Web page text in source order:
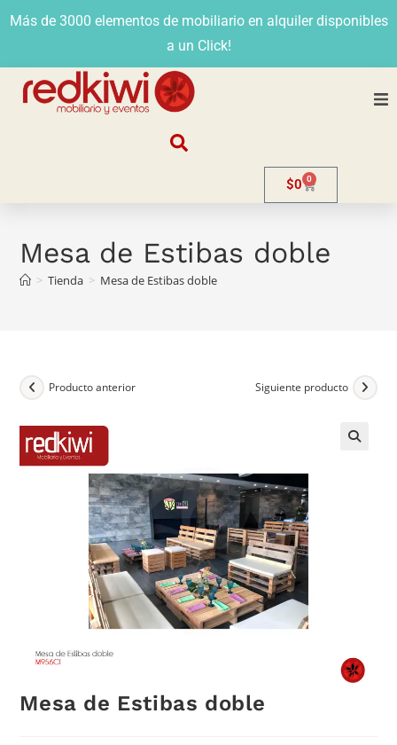
Más de 3000 elementos de mobiliario en alquiler disponibles
a un Click!
Venta
Contacto
$0 0
Mesa de Estibas doble
> Tienda > Mesa de Estibas doble
Producto anterior Siguiente producto
Mesa de Estibas doble